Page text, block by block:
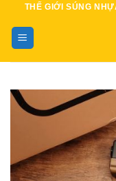
qua
dung
THẾ GIỚI SÚNG